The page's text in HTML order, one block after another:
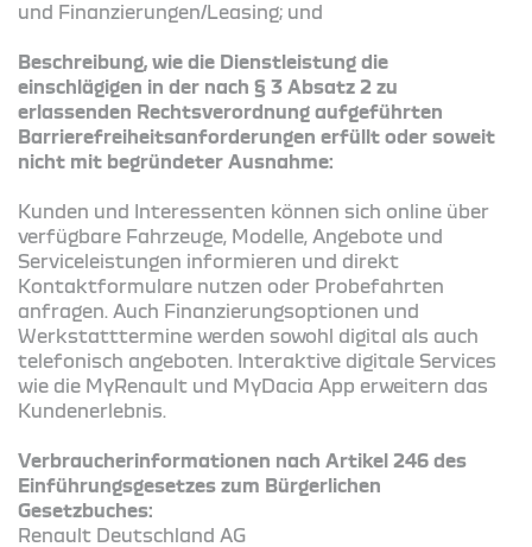
und Finanzierungen/Leasing; und
Beschreibung, wie die Dienstleistung die
einschlägigen in der nach § 3 Absatz 2 zu
erlassenden Rechtsverordnung aufgeführten
Barrierefreiheitsanforderungen erfüllt oder soweit
nicht mit begründeter Ausnahme:
Kunden und Interessenten können sich online über
verfügbare Fahrzeuge, Modelle, Angebote und
Serviceleistungen informieren und direkt
Kontaktformulare nutzen oder Probefahrten
anfragen. Auch Finanzierungsoptionen und
Werkstatttermine werden sowohl digital als auch
telefonisch angeboten. Interaktive digitale Services
wie die MyRenault und MyDacia App erweitern das
Kundenerlebnis.
Verbraucherinformationen nach Artikel 246 des
Einführungsgesetzes zum Bürgerlichen
Gesetzbuches:
Renault Deutschland AG